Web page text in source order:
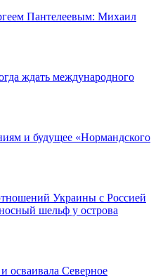
Пантелеевым: Михаил
ждать международного
и будущее «Нормандского
Украины с Россией
шельф у острова
осваивала Северное